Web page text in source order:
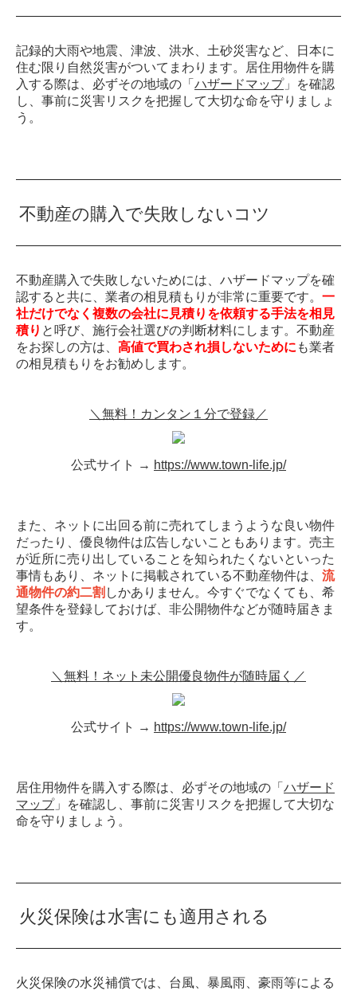
記録的大雨や地震、津波、洪水、土砂災害など、日本に
住む限り自然災害がついてまわります。居住用物件を購
入する際は、必ずその地域の「 ハザードマップ」を確認
し、事前に災害リスクを把握して大切な命を守りましょ
う。
不動産の購入で失敗しないコツ
不動産購入で失敗しないためには、ハザードマップを確
認すると共に、業者の相見積もりが非常に重要です。 一
社だけでなく複数の会社に見積りを依頼する手法を相見
積り と呼び、施行会社選びの判断材料にします。不動産
をお探しの方は、 高値で買わされ損しないために も業者
の相見積もりをお勧めします。
＼無料！カンタン１分で登録／
公式サイト → https://www.town-life.jp/
また、ネットに出回る前に売れてしまうような良い物件
だったり、優良物件は広告しないこともあります。売主
が近所に売り出していることを知られたくないといった
事情もあり、ネットに掲載されている不動産物件は、 流
通物件の約二割 しかありません。今すぐでなくても、希
望条件を登録しておけば、非公開物件などが随時届きま
す。
＼無料！ネット未公開優良物件が随時届く／
公式サイト → https://www.town-life.jp/
居住用物件を購入する際は、必ずその地域の「 ハザード
マップ」を確認し、事前に災害リスクを把握して大切な
命を守りましょう。
火災保険は水害にも適用される
火災保険の水災補償では、台風、暴風雨、豪雨等による